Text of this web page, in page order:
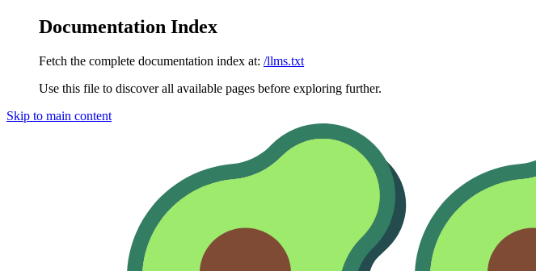
Documentation Index
Fetch the complete documentation index at: /llms.txt
Use this file to discover all available pages before exploring further.
Skip to main content